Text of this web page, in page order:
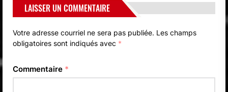
LAISSER UN COMMENTAIRE
Votre adresse courriel ne sera pas publiée. Les champs
obligatoires sont indiqués avec *
Commentaire *